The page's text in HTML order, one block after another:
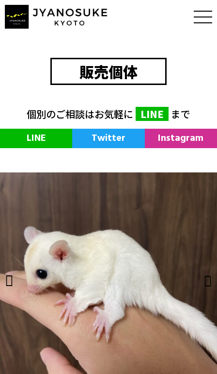
販売個体
個別のご相談はお気軽に LINE まで
LINE Twitter Instagram